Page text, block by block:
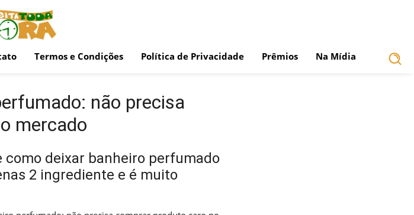
Termos e Condições Política de Privacidade Prêmios Na Mídia
não precisa
mercado
deixar banheiro perfumado
2 ingrediente e é muito